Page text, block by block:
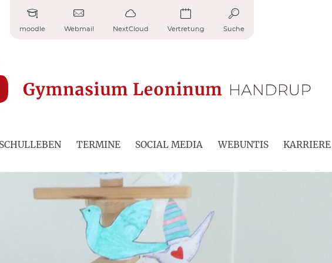
moodle Webmail NextCloud Vertretung Suche
SCHULLEBEN TERMINE SOCIAL MEDIA WEBUNTIS KARRIERE